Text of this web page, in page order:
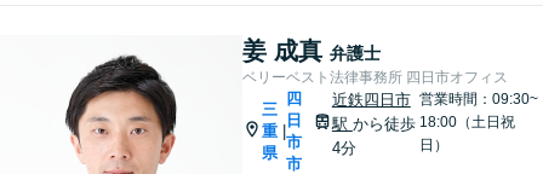
姜 成真 弁護士
ベリーベスト法律事務所 四日市オフィス
三
重
県
四
日
市
市
近鉄四日市
駅 から徒歩
4分
営業時間：09:30~
18:00（土日祝
日）